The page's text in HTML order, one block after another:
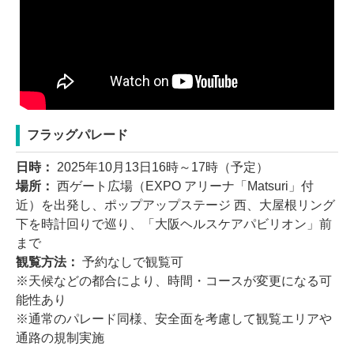
フラッグパレード
日時： 2025年10月13日16時～17時（予定）
場所： 西ゲート広場（EXPO アリーナ「Matsuri」付
近）を出発し、ポップアップステージ 西、大屋根リング
下を時計回りで巡り、「大阪ヘルスケアパビリオン」前
まで
観覧方法： 予約なしで観覧可
※天候などの都合により、時間・コースが変更になる可
能性あり
※通常のパレード同様、安全面を考慮して観覧エリアや
通路の規制実施